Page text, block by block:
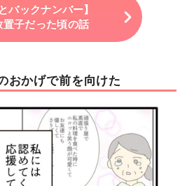
バックナンバー】
置子だった頃の話
おかげで前を向けた